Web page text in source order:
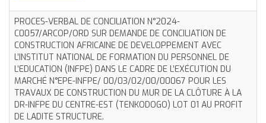
PROCES-VERBAL DE CONCILIATION N°2024-
C0057/ARCOP/ORD SUR DEMANDE DE CONCILIATION DE
CONSTRUCTION AFRICAINE DE DEVELOPPEMENT AVEC
L’INSTITUT NATIONAL DE FORMATION DU PERSONNEL DE
L’EDUCATION (INFPE) DANS LE CADRE DE L’EXÉCUTION DU
MARCHÉ N°EPE-INFPE/ 00/03/02/00/00067 POUR LES
TRAVAUX DE CONSTRUCTION DU MUR DE LA CLÔTURE À LA
DR-INFPE DU CENTRE-EST (TENKODOGO) LOT 01 AU PROFIT
DE LADITE STRUCTURE.